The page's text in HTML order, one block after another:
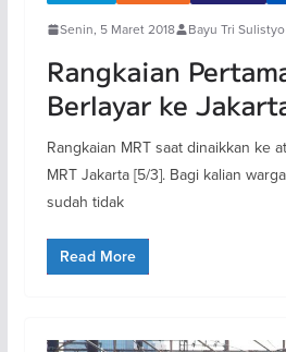
Senin, 5 Maret 2018 Bayu Tri Sulistyo
Rangkaian
Berlayar ke
Rangkaian MRT saat dinaikkan ke
MRT Jakarta [5/3]. Bagi kalian
sudah tidak
Read More